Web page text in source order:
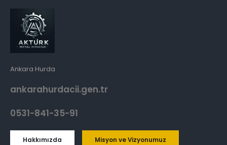
Ankara Hurda
ankarahurdacii.gen.tr
0531-841-35-91
Hakkımızda Misyon ve Vizyonumuz